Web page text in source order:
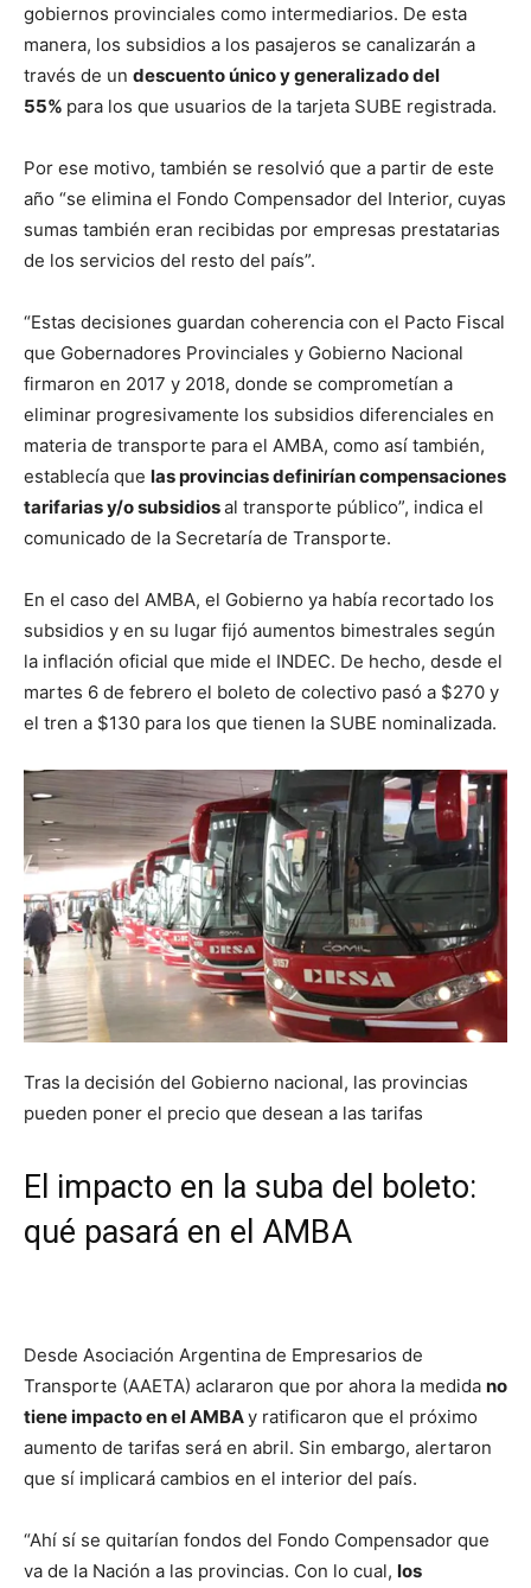
gobiernos provinciales como intermediarios. De esta
manera, los subsidios a los pasajeros se canalizarán a
través de un descuento único y generalizado del
55% para los que usuarios de la tarjeta SUBE registrada.
Por ese motivo, también se resolvió que a partir de este
año “se elimina el Fondo Compensador del Interior, cuyas
sumas también eran recibidas por empresas prestatarias
de los servicios del resto del país”.
“Estas decisiones guardan coherencia con el Pacto Fiscal
que Gobernadores Provinciales y Gobierno Nacional
firmaron en 2017 y 2018, donde se comprometían a
eliminar progresivamente los subsidios diferenciales en
materia de transporte para el AMBA, como así también,
establecía que las provincias definirían compensaciones
tarifarias y/o subsidiosal transporte público”, indica el
comunicado de la Secretaría de Transporte.
En el caso del AMBA, el Gobierno ya había recortado los
subsidios y en su lugar fijó aumentos bimestrales según
la inflación oficial que mide el INDEC. De hecho, desde el
martes 6 de febrero el boleto de colectivo pasó a $270 y
el tren a $130 para los que tienen la SUBE nominalizada.
Tras la decisión del Gobierno nacional, las provincias
pueden poner el precio que desean a las tarifas
El impacto en la suba del boleto:
qué pasará en el AMBA
Desde Asociación Argentina de Empresarios de
Transporte (AAETA) aclararon que por ahora la medida no
tiene impacto en el AMBAy ratificaron que el próximo
aumento de tarifas será en abril. Sin embargo, alertaron
que sí implicará cambios en el interior del país.
“Ahí sí se quitarían fondos del Fondo Compensador que
va de la Nación a las provincias. Con lo cual, los